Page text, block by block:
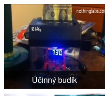
Účinný budík